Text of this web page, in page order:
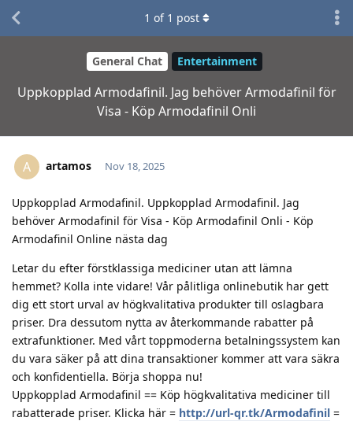
General Chat Entertainment
Uppkopplad Armodafinil. Jag behöver Armodafinil för
Visa - Köp Armodafinil Onli
1 of 1 post
A artamos Nov 18, 2025
Uppkopplad Armodafinil. Uppkopplad Armodafinil. Jag
behöver Armodafinil för Visa - Köp Armodafinil Onli - Köp
Armodafinil Online nästa dag
Letar du efter förstklassiga mediciner utan att lämna
hemmet? Kolla inte vidare! Vår pålitliga onlinebutik har gett
dig ett stort urval av högkvalitativa produkter till oslagbara
priser. Dra dessutom nytta av återkommande rabatter på
extrafunktioner. Med vårt toppmoderna betalningssystem kan
du vara säker på att dina transaktioner kommer att vara säkra
och konfidentiella. Börja shoppa nu!
Uppkopplad Armodafinil == Köp högkvalitativa mediciner till
rabatterade priser. Klicka här = http://url-qr.tk/Armodafinil =